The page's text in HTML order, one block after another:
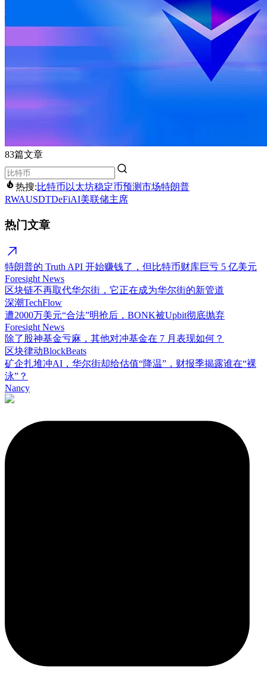
83篇文章
热搜:比特币 以太坊稳定币预测市场特朗普
RWAUSDTDeFiAI美联储主席
热门文章
特朗普的 Truth API 开始赚钱了，但比特币财库巨亏 5 亿美元
Foresight News
区块链不再取代华尔街，它正在成为华尔街的新管道
深潮TechFlow
遭2000万美元“合法”明抢后，BONK被Upbit彻底抛弃
Foresight News
除了股神基金亏麻，其他对冲基金在 7 月表现如何？
区块律动BlockBeats
矿企扎堆冲AI，华尔街却给估值“降温”，财报季揭露谁在“裸
泳”？
Nancy